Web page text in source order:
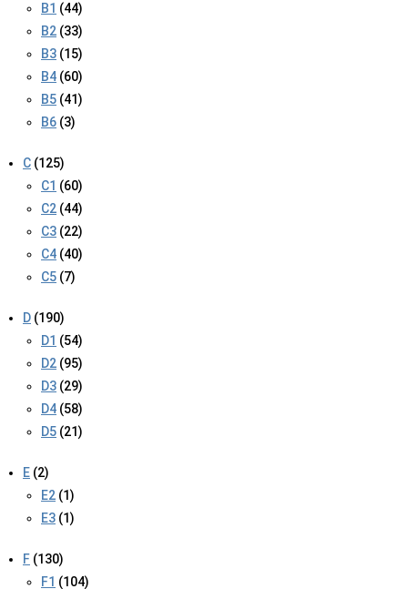
B1 (44)
B2 (33)
B3 (15)
B4 (60)
B5 (41)
B6 (3)
C (125)
C1 (60)
C2 (44)
C3 (22)
C4 (40)
C5 (7)
D (190)
D1 (54)
D2 (95)
D3 (29)
D4 (58)
D5 (21)
E (2)
E2 (1)
E3 (1)
F (130)
F1 (104)